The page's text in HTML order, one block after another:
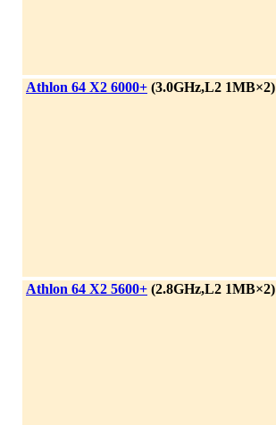
Athlon 64 X2 6000+ (3.0GHz,L2 1MB×2)
Athlon 64 X2 5600+ (2.8GHz,L2 1MB×2)